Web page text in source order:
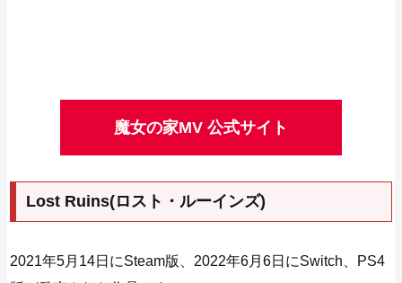
魔女の家MV 公式サイト
Lost Ruins(ロスト・ルーインズ)
2021年5月14日にSteam版、2022年6月6日にSwitch、PS4